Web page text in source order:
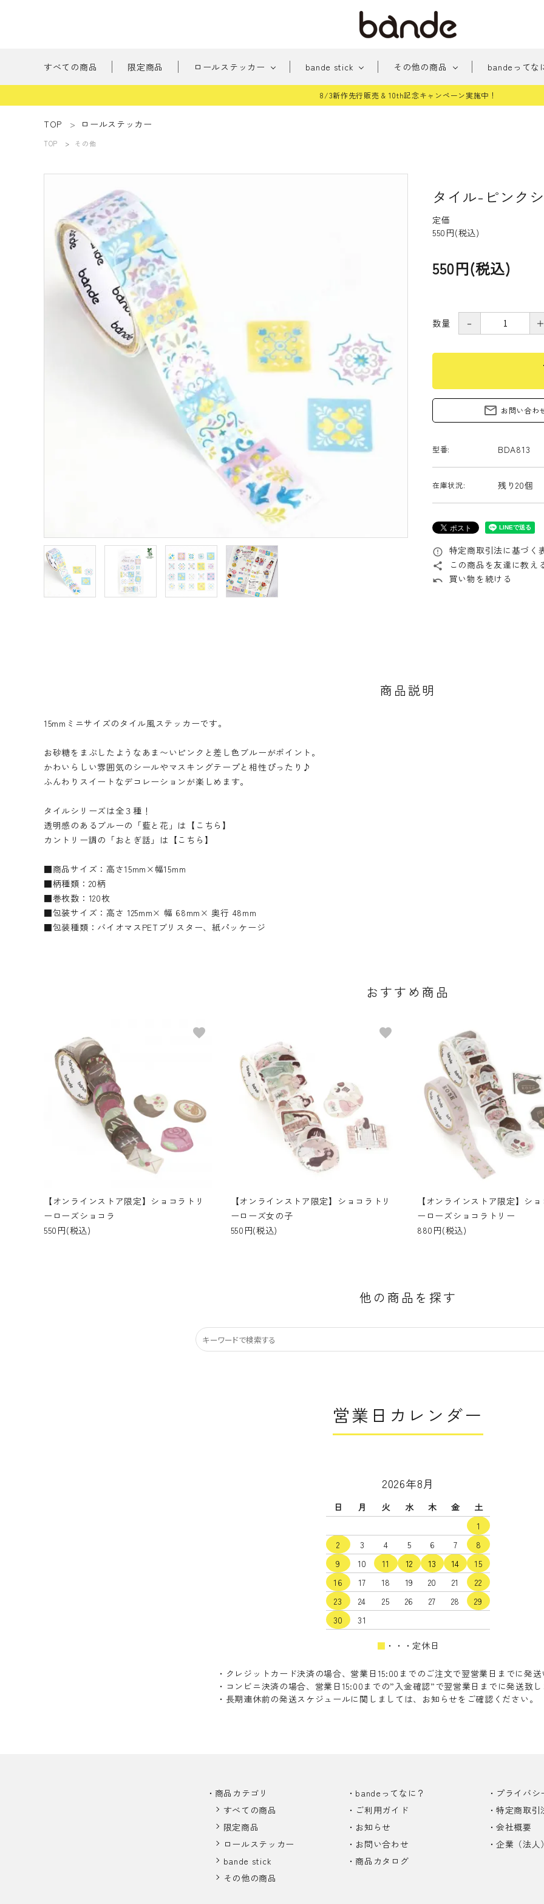
すべての商品 限定商品 ロールステッカー
たべもの 和柄
bande stick その他の商品 bandeってな
8/3新作先行販売 & 10th記念キャンペーン実施中！
すべての商品
ロールステッカー
TOP ロールステッカー
TOP その他
タイル-ピンク
定価
550円(税込)
550円(税込)
数量 － ＋
mail_outline お問い合わ
型番: BDA813
在庫状況: 残り20個
error_outline 特定商取引法に基づく
share この商品を友達に教え
undo 買い物を続ける
商品説明
15mmミニサイズのタイル風ステッカーです。
お砂糖をまぶしたようなあま〜いピンクと差し色ブルーがポイント。
かわいらしい雰囲気のシールやマスキングテープと相性ぴったり♪
ふんわりスイートなデコレーションが楽しめます。
タイルシリーズは全３種！
透明感のあるブルーの「藍と花」は【こちら】
カントリー調の「おとぎ話」は【こちら】
■商品サイズ：高さ15mm×幅15mm
■柄種類：20柄
■巻枚数：120枚
■包装サイズ：高さ 125mm× 幅 68mm× 奥行 48mm
■包装種類：バイオマスPETブリスター、紙パッケージ
おすすめ商品
【オンラインストア限定】ショコラトリ
ーローズショコラ
550円(税込)
favorite
【オンラインストア限定】ショコラトリ
ーローズ女の子
550円(税込)
favorite
【オンラインストア限定】ショ
ーローズショコラトリー
880円(税込)
他の商品を探す
営業日カレンダー
2026年8月
日 月 火 水 木 金
土
1
2
3 4 5 6 7
8
9
10 11 12 13 14
15
16
17 18 19 20 21
22
23
24 25 26 27 28
29
30
31
■ ・・・定休日
・クレジットカード決済の場合、営業日15:00までのご注文で翌営業日までに発送
・コンビニ決済の場合、営業日15:00までの”入金確認”で翌営業日までに発送致し
・長期連休前の発送スケジュールに関しましては、お知らせをご確認ください。
商品カテゴリ
すべての商品
限定商品
ロールステッカー
bande stick
その他の商品
bandeってなに？
ご利用ガイド
お知らせ
お問い合わせ
商品カタログ
プライバシ
特定商取引
会社概要
企業（法人